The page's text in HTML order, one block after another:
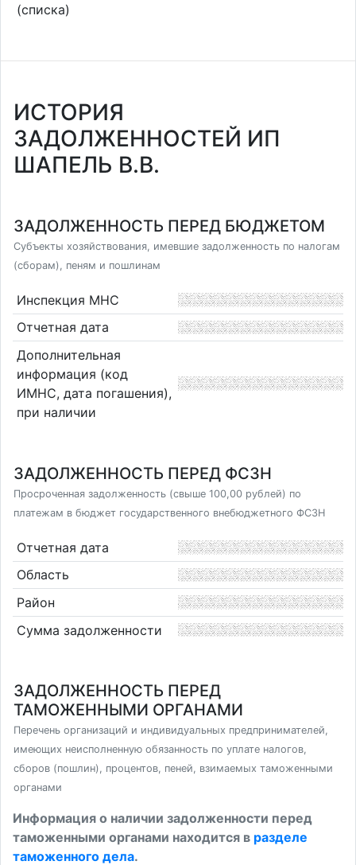
(списка)
ИСТОРИЯ
ЗАДОЛЖЕННОСТЕЙ ИП
ШАПЕЛЬ В.В.
ЗАДОЛЖЕННОСТЬ ПЕРЕД БЮДЖЕТОМ
Субъекты хозяйствования, имевшие задолженность по налогам
(сборам), пеням и пошлинам
Инспекция МНС
Отчетная дата
Дополнительная
информация (код
ИМНС, дата погашения),
при наличии
ЗАДОЛЖЕННОСТЬ ПЕРЕД ФСЗН
Просроченная задолженность (свыше 100,00 рублей) по
платежам в бюджет государственного внебюджетного ФСЗН
Отчетная дата
Область
Район
Сумма задолженности
ЗАДОЛЖЕННОСТЬ ПЕРЕД
ТАМОЖЕННЫМИ ОРГАНАМИ
Перечень организаций и индивидуальных предпринимателей,
имеющих неисполненную обязанность по уплате налогов,
сборов (пошлин), процентов, пеней, взимаемых таможенными
органами
Информация о наличии задолженности перед
таможенными органами находится в разделе
таможенного дела.